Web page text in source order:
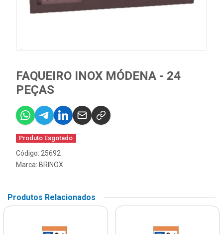
FAQUEIRO INOX MÓDENA - 24
PEÇAS
Produto Esgotado
Código: 25692
Marca: BRINOX
Produtos Relacionados